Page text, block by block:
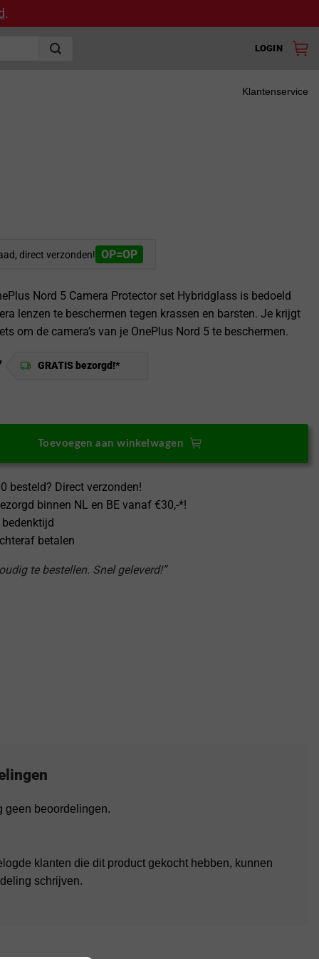
.
LOGIN
Klantenservice
direct verzonden! OP=OP
Nord 5 Camera Protector set Hybridglass is bedoeld
lenzen te beschermen tegen krassen en barsten. Je krijgt
om de camera’s van je OnePlus Nord 5 te beschermen.
GRATIS bezorgd!*
Nord 5 Camera Protector set HybridGlass aantal
Toevoegen aan winkelwagen
besteld? Direct verzonden!
binnen NL en BE vanaf €30,-*!
betalen
te bestellen. Snel geleverd!”
geen beoordelingen.
klanten die dit product gekocht hebben, kunnen
schrijven.